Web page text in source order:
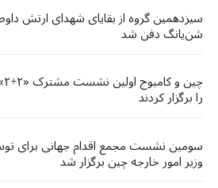
سیزدهمین گروه از بقایای شهدای ارتش
شن‌یانگ دفن شد
را برگزار کردند
سومین نشست مجمع اقدام جهانی برای
وزیر امور خارجه چین برگزار شد